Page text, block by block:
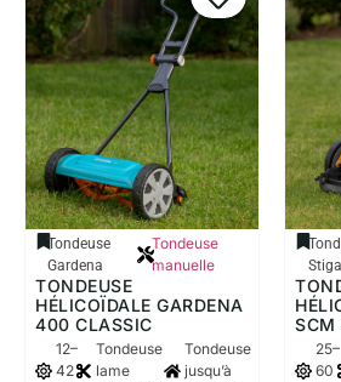
Tondeuse
Gardena
Tondeuse
manuelle
TONDEUSE
HÉLICOÏDALE GARDENA
400 CLASSIC
12–
42
Tondeuse
lame
Tondeuse
jusqu’à
Stiga
SCM
25–
60